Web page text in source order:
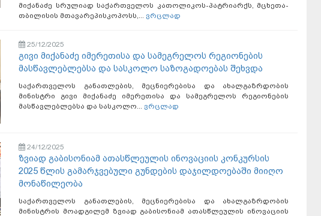
მიქანაძე სრულიად საქართველოს კათოლიკოს-პატრიარქს, მცხეთა-
თბილისის მთავარეპისკოპოსს,... ვრცლად
25/12/2025
გივი მიქანაძე იმერეთისა და სამეგრელოს რეგიონების
მასწავლებლებსა და სასკოლო საზოგადოებას შეხვდა
საქართველოს განათლების, მეცნიერებისა და ახალგაზრდობის
მინისტრი გივი მიქანაძე იმერეთისა და სამეგრელოს რეგიონების
მასწავლებლებსა და სასკოლო... ვრცლად
24/12/2025
ზვიად გაბისონიამ ათასწლეულის ინოვაციის კონკურსის
2025 წლის გამარჯვებული გუნდების დაჯილდოებაში მიიღო
მონაწილეობა
საქართველოს განათლების, მეცნიერებისა და ახალგაზრდობის
მინისტრის მოადგილემ ზვიად გაბისონიამ ათასწლეულის ინოვაციის